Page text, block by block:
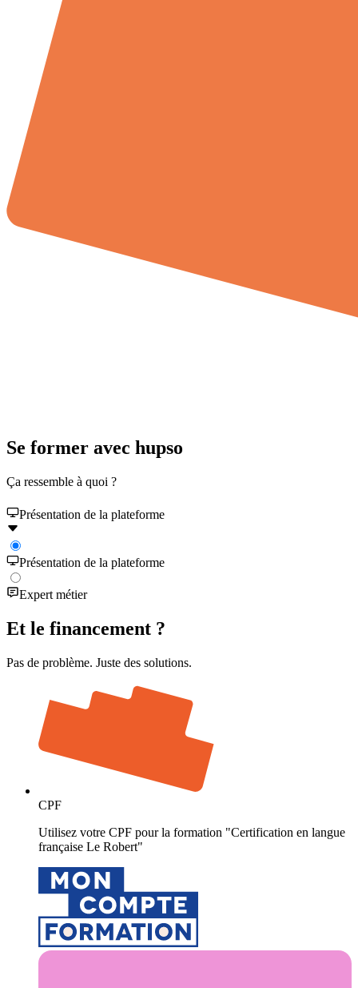
Se former avec hupso
Ça ressemble à quoi ?
Présentation de la plateforme
Présentation de la plateforme
Expert métier
Et le financement ?
Pas de problème. Juste des solutions.
CPF
Utilisez votre CPF pour la formation "Certification en langue
française Le Robert"